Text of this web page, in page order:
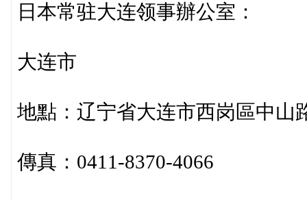
日本常驻大连领事辦公室：
大连市
地點：辽宁省大连市西岗區中山
傳真：0411-8370-4066